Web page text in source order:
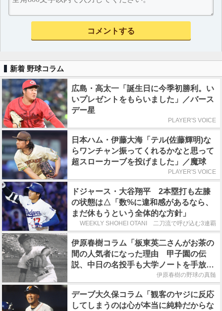
新着 野球コラム
広島・高太一「誕生日に今季初勝利。い
いプレゼントをもらいました」／バース
デー星
PLAYER'S VOICE
日本ハム・伊藤大海「テル(佐藤輝明)な
らワンチャン振ってくれるかなと思って
超スローカーブを投げました」／魔球
PLAYER'S VOICE
ドジャース・大谷翔平 2本塁打も左膝
の状態は△「数%に違和感があるなら、
まだ休もうという全体的な方針」
WEEKLY SHOHEI OTANI 二刀流で呼び込む3連覇
伊原春樹コラム「板東英二さんがお茶の
間の人気者になった理由 甲子園の伝
説、中日の名投手も大学ノートを手放さ
伊原春樹の野球の真髄
デーブ大久保コラム「観客のヤジに反応
してしまうのは心が本当に純粋だからな